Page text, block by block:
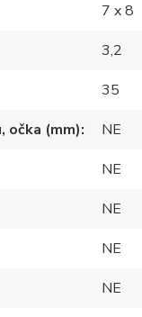
7 x 8
3,2
35
očka (mm)
NE
NE
NE
NE
NE